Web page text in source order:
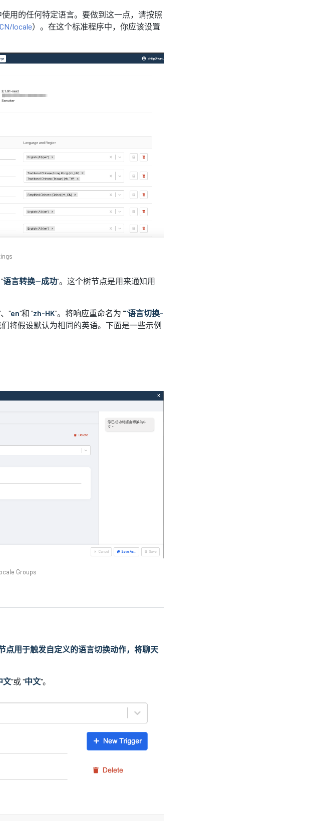
用的任何特定语言。要做到这一点，请按照
locale）。在这个标准程序中，你应该设置
语言转换--成功"。这个树节点是用来通知用
"en"和 "zh-HK"。将响应重命名为 ""语言切换-
将假设默认为相同的英语。下面是一些示例
Groups
点用于触发自定义的语言切换动作，将聊天
文"或 "中文"。